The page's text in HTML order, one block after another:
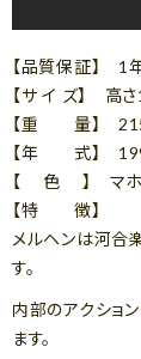
【品質保証】 1
【サ イ ズ】 高
【重 量】
【年 式】
【 色 】 マホ
【特 徴】
メルヘンは河合
す。
内部のアクショ
ます。